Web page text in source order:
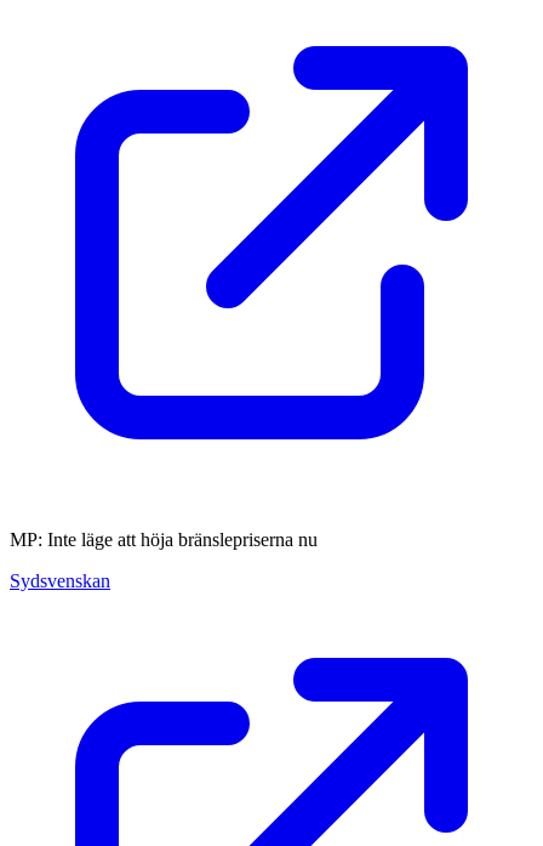
MP: Inte läge att höja bränslepriserna nu
Sydsvenskan